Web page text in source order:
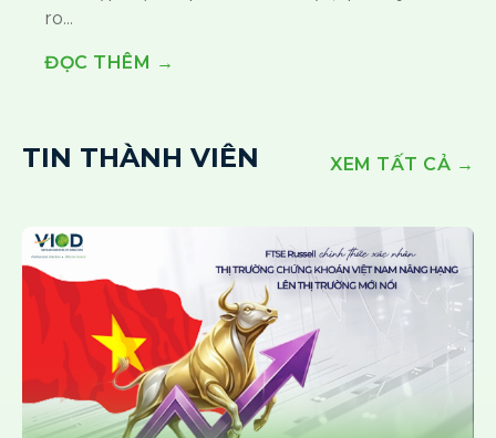
ro...
ĐỌC THÊM →
TIN THÀNH VIÊN XEM TẤT CẢ →